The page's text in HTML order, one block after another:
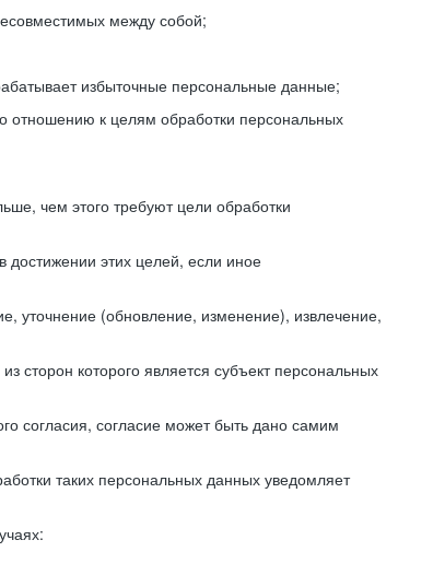
между собой;
избыточные персональные данные;
отношению к целям обработки персональных
чем этого требуют цели обработки
этих целей, если иное
уточнение (обновление, изменение), извлечение,
сторон которого является субъект персональных
согласия, согласие может быть дано самим
таких персональных данных уведомляет